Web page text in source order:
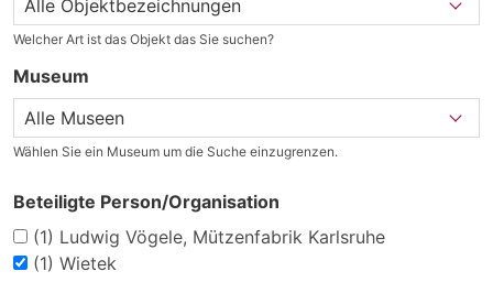
Welcher Art ist das Objekt das Sie suchen?
Museum
Wählen Sie ein Museum um die Suche einzugrenzen.
Beteiligte Person/Organisation
(1) Ludwig Vögele, Mützenfabrik Karlsruhe
(1) Wietek